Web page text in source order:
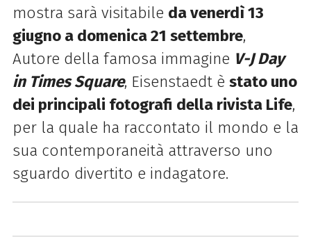
mostra sarà visitabile da venerdì 13
giugno a domenica 21 settembre,
Autore della famosa immagine V-J Day
in Times Square, Eisenstaedt è stato uno
dei principali fotografi della rivista Life,
per la quale ha raccontato il mondo e la
sua contemporaneità attraverso uno
sguardo divertito e indagatore.